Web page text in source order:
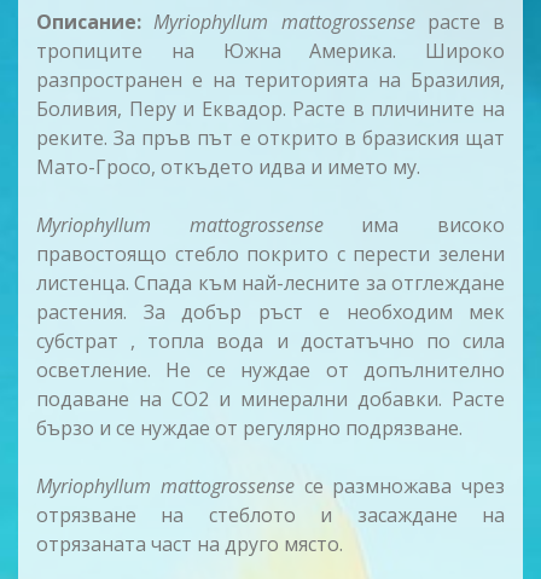
Описание: Myriophyllum mattogrossenseрасте в
тропиците на Южна Америка. Широко
разпространен е на територията на Бразилия,
Боливия, Перу и Еквадор. Расте в пличините на
реките. За пръв път е открито в бразиския щат
Мато-Гросо, откъдето идва и името му.
Myriophyllum mattogrossenseима високо
правостоящо стебло покрито с перести зелени
листенца. Спада към най-лесните за отглеждане
растения. За добър ръст е необходим мек
субстрат , топла вода и достатъчно по сила
осветление. Не се нуждае от допълнително
подаване на CO2 и минерални добавки. Расте
бързо и се нуждае от регулярно подрязване.
Myriophyllum mattogrossenseсе размножава чрез
отрязване на стеблото и засаждане на
отрязаната част на друго място.